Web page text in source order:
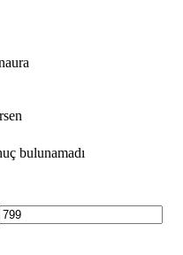
bulunamadı